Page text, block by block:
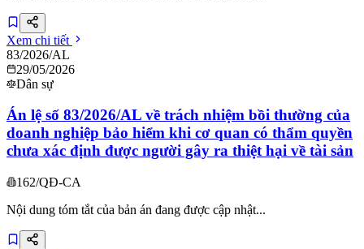
Xem chi tiết
83/2026/AL
29/05/2026
Dân sự
Án lệ số 83/2026/AL về trách nhiệm bồi thường của
doanh nghiệp bảo hiểm khi cơ quan có thẩm quyền
chưa xác định được người gây ra thiệt hại về tài sản
162/QĐ-CA
Nội dung tóm tắt của bản án đang được cập nhật...